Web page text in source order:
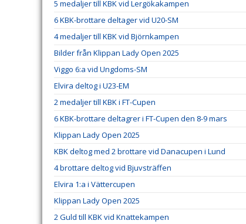
5 medaljer till KBK vid Lergökakampen
6 KBK-brottare deltager vid U20-SM
4 medaljer till KBK vid Björnkampen
Bilder från Klippan Lady Open 2025
Viggo 6:a vid Ungdoms-SM
Elvira deltog i U23-EM
2 medaljer till KBK i FT-Cupen
6 KBK-brottare deltagrer i FT-Cupen den 8-9 mars
Klippan Lady Open 2025
KBK deltog med 2 brottare vid Danacupen i Lund
4 brottare deltog vid Bjuvsträffen
Elvira 1:a i Vättercupen
Klippan Lady Open 2025
2 Guld till KBK vid Knattekampen